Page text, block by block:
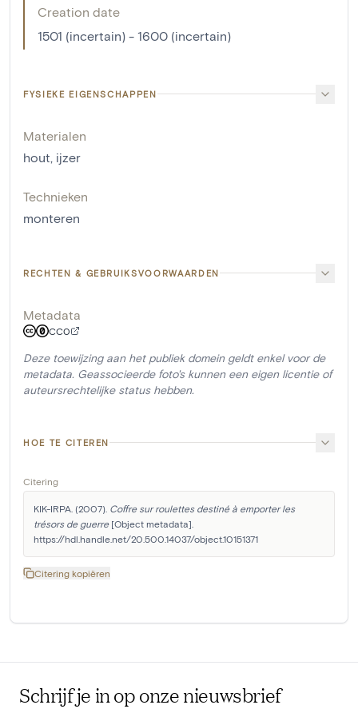
Creation date
1501 (incertain) - 1600 (incertain)
FYSIEKE EIGENSCHAPPEN
Materialen
hout ijzer
Technieken
monteren
RECHTEN & GEBRUIKSVOORWAARDEN
Metadata
CC0
Deze toewijzing aan het publiek domein geldt enkel voor de
metadata. Geassocieerde foto's kunnen een eigen licentie of
auteursrechtelijke status hebben.
HOE TE CITEREN
Citering
KIK-IRPA. (2007). Coffre sur roulettes destiné à emporter les
trésors de guerre [Object metadata].
https://hdl.handle.net/20.500.14037/object.10151371
Citering kopiëren
Schrijf je in op onze nieuwsbrief